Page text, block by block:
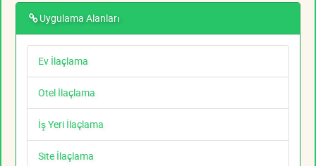
Uygulama Alanları
Ev İlaçlama
Otel İlaçlama
İş Yeri İlaçlama
Site İlaçlama